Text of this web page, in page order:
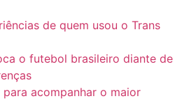
de quem usou o Trans
o futebol brasileiro diante de
acompanhar o maior